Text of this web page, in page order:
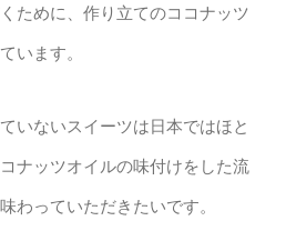
ために、作り立てのココナッツ
います。
いないスイーツは日本ではほと
ナッツオイルの味付けをした流
わっていただきたいです。